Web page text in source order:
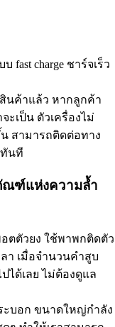
fast charge ชาร์จเร็ว
นค้าแล้ว หากลูกค้า
เป็น ตัวเครื่องไม่
สามารถติดต่อทาง
ทันที
ณฑ์แห่งความล้ำ
ตตัวยง ใช้พาพกติดตัว
า เมื่อจำนวนคำสูบ
ได้เลย ไม่ต้องดูแล
ะบอก ขนาดใหญ่กำลัง